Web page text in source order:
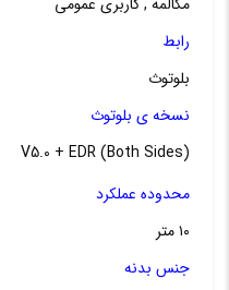
رابط
بلوتوث
نسخه ی بلوتوث
V5.0 + EDR (Both Sides)
محدوده عملکرد
۱۰ متر
جنس بدنه